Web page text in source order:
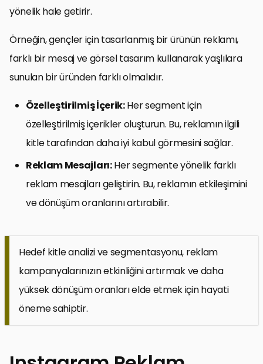
yönelik hale getirir.
Örneğin, gençler için tasarlanmış bir ürünün reklamı,
farklı bir mesaj ve görsel tasarım kullanarak yaşlılara
sunulan bir üründen farklı olmalıdır.
Özelleştirilmiş İçerik:Her segment için
özelleştirilmiş içerikler oluşturun. Bu, reklamın ilgili
kitle tarafından daha iyi kabul görmesini sağlar.
Reklam Mesajları:Her segmente yönelik farklı
reklam mesajları geliştirin. Bu, reklamın etkileşimini
ve dönüşüm oranlarını artırabilir.
Hedef kitle analizi ve segmentasyonu, reklam
kampanyalarınızın etkinliğini artırmak ve daha
yüksek dönüşüm oranları elde etmek için hayati
öneme sahiptir.